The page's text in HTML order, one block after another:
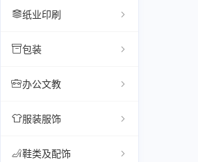
纸业印刷
包装
办公文教
服装服饰
鞋类及配饰